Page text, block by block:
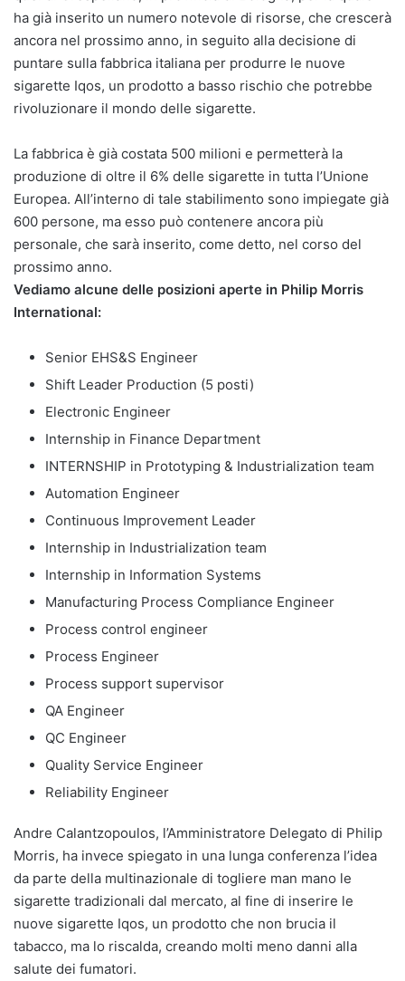
ha già inserito un numero notevole di risorse, che crescerà
ancora nel prossimo anno, in seguito alla decisione di
puntare sulla fabbrica italiana per produrre le nuove
sigarette Iqos, un prodotto a basso rischio che potrebbe
rivoluzionare il mondo delle sigarette.
La fabbrica è già costata 500 milioni e permetterà la
produzione di oltre il 6% delle sigarette in tutta l’Unione
Europea. All’interno di tale stabilimento sono impiegate già
600 persone, ma esso può contenere ancora più
personale, che sarà inserito, come detto, nel corso del
prossimo anno.
Vediamo alcune delle posizioni aperte in Philip Morris
International:
Senior EHS&S Engineer
Shift Leader Production (5 posti)
Electronic Engineer
Internship in Finance Department
INTERNSHIP in Prototyping & Industrialization team
Automation Engineer
Continuous Improvement Leader
Internship in Industrialization team
Internship in Information Systems
Manufacturing Process Compliance Engineer
Process control engineer
Process Engineer
Process support supervisor
QA Engineer
QC Engineer
Quality Service Engineer
Reliability Engineer
Andre Calantzopoulos, l’Amministratore Delegato di Philip
Morris, ha invece spiegato in una lunga conferenza l’idea
da parte della multinazionale di togliere man mano le
sigarette tradizionali dal mercato, al fine di inserire le
nuove sigarette Iqos, un prodotto che non brucia il
tabacco, ma lo riscalda, creando molti meno danni alla
salute dei fumatori.